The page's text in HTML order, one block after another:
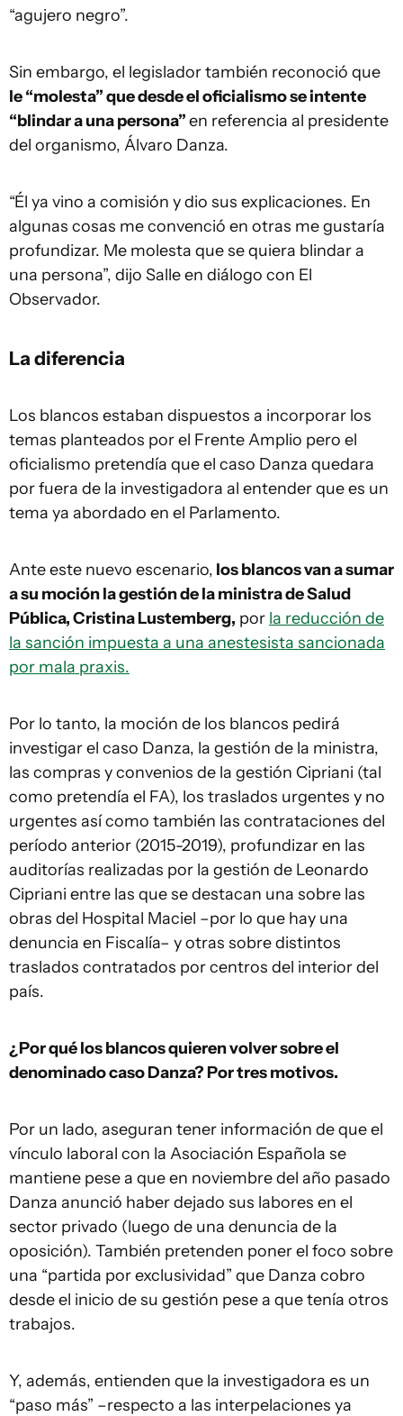
“agujero negro”.
Sin embargo, el legislador también reconoció que
le “molesta” que desde el oficialismo se intente
“blindar a una persona”en referencia al presidente
del organismo, Álvaro Danza.
“Él ya vino a comisión y dio sus explicaciones. En
algunas cosas me convenció en otras me gustaría
profundizar. Me molesta que se quiera blindar a
una persona”, dijo Salle en diálogo con El
Observador.
La diferencia
Los blancos estaban dispuestos a incorporar los
temas planteados por el Frente Amplio pero el
oficialismo pretendía que el caso Danza quedara
por fuera de la investigadora al entender que es un
tema ya abordado en el Parlamento.
Ante este nuevo escenario, los blancos van a sumar
a su moción la gestión de la ministra de Salud
Pública, Cristina Lustemberg, por la reducción de
la sanción impuesta a una anestesista sancionada
por mala praxis.
Por lo tanto, la moción de los blancos pedirá
investigar el caso Danza, la gestión de la ministra,
las compras y convenios de la gestión Cipriani (tal
como pretendía el FA), los traslados urgentes y no
urgentes así como también las contrataciones del
período anterior (2015-2019), profundizar en las
auditorías realizadas por la gestión de Leonardo
Cipriani entre las que se destacan una sobre las
obras del Hospital Maciel –por lo que hay una
denuncia en Fiscalía– y otras sobre distintos
traslados contratados por centros del interior del
país.
¿Por qué los blancos quieren volver sobre el
denominado caso Danza? Por tres motivos.
Por un lado, aseguran tener información de que el
vínculo laboral con la Asociación Española se
mantiene pese a que en noviembre del año pasado
Danza anunció haber dejado sus labores en el
sector privado (luego de una denuncia de la
oposición). También pretenden poner el foco sobre
una “partida por exclusividad” que Danza cobro
desde el inicio de su gestión pese a que tenía otros
trabajos.
Y, además, entienden que la investigadora es un
“paso más” –respecto a las interpelaciones ya